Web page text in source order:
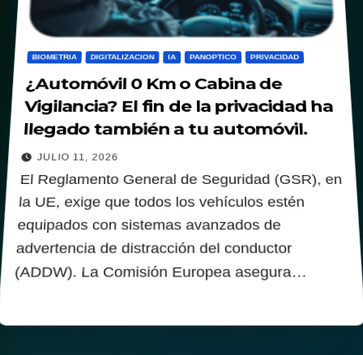
BIOMETRIA DIGITALIZACION IA PANOPTICO PRIVACIDAD
¿Automóvil 0 Km o Cabina de
Vigilancia? El fin de la privacidad ha
llegado también a tu automóvil.
JULIO 11, 2026
El Reglamento General de Seguridad (GSR), en
la UE, exige que todos los vehículos estén
equipados con sistemas avanzados de
advertencia de distracción del conductor
(ADDW). La Comisión Europea asegura…